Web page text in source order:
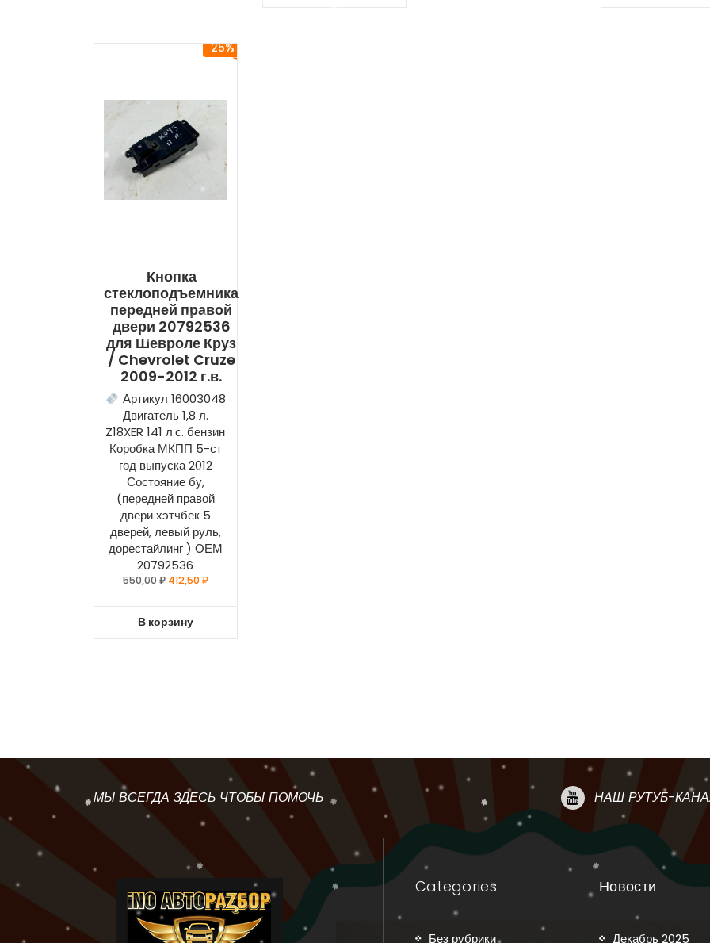
25%
Кнопка
стеклоподъемника
передней правой
двери 20792536
для Шевроле Круз
/ Chevrolet Cruze
2009-2012 г.в.
Артикул 16003048
Двигатель 1,8 л.
Z18XER 141 л.с. бензин
Коробка МКПП 5-ст
год выпуска 2012
Состояние бу,
(передней правой
двери хэтчбек 5
дверей, левый руль,
дорестайлинг ) ОЕМ
20792536
550,00₽ 412,50₽
В корзину
МЫ ВСЕГДА ЗДЕСЬ ЧТОБЫ ПОМОЧЬ НАШ РУТУБ-
Categories
Без рубрики
Новости
Декабрь 2025